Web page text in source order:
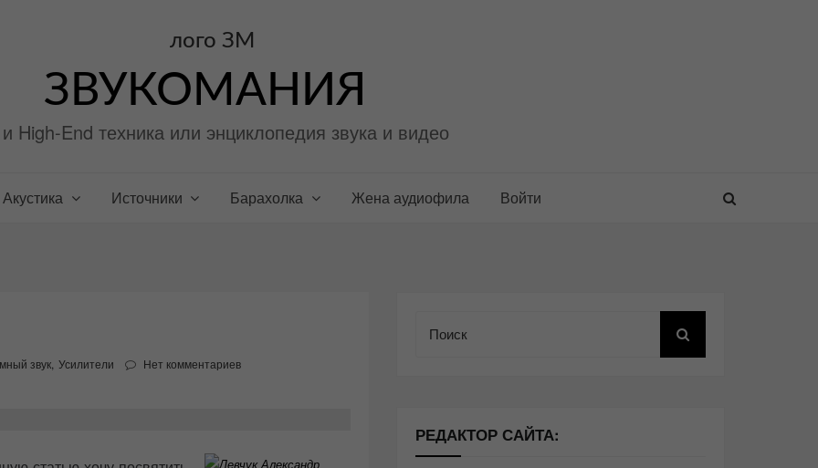
ЗВУКОМАНИЯ
High-End техника или энциклопедия звука и видео
Акустика Источники Барахолка Жена аудиофила
Войти
звук Усилители Нет комментариев
РЕДАКТОР САЙТА: